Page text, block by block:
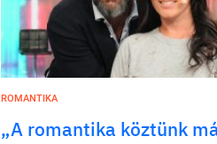
ROMANTIKA
„A romantika köztünk